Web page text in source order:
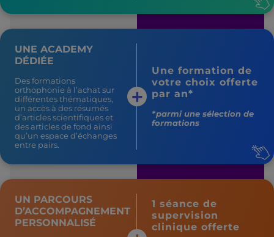
UNE ACADEMY
DÉDIÉE
Des formations
orthophonie à l’achat sur
différentes thématiques,
un accès à des résumés
d’articles scientifiques et
des articles de fond ainsi
qu’un espace d’échanges
entre pairs.
Une formation de
votre choix offerte
par an*
*parmi une sélection de
formations
UN PARCOURS
D’ACCOMPAGNEMENT
PERSONNALISÉ
1 séance de
supervision
clinique offerte